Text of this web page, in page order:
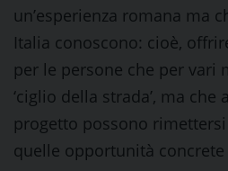
un’esperienza romana ma
Italia conoscono: cioè,
per le persone che per vari
‘ciglio della strada’, ma
progetto possono
quelle opportunità